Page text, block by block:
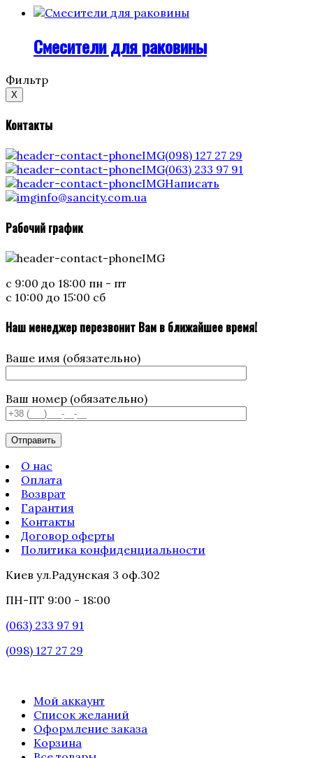
Смесители для раковины
Фильтр
X
Контакты
(098) 127 27 29
(063) 233 97 91
Написать
info@sancity.com.ua
Рабочий график
с 9:00 до 18:00 пн - пт
с 10:00 до 15:00 сб
Наш менеджер перезвонит Вам в ближайшее время!
Ваше имя (обязательно)
Ваш номер (обязательно)
О нас
Оплата
Возврат
Гарантия
Контакты
Договор оферты
Политика конфиденциальности
Киев ул.Радунская 3 оф.302
ПН-ПТ 9:00 - 18:00
(063) 233 97 91
(098) 127 27 29
Мой аккаунт
Список желаний
Оформление заказа
Корзина